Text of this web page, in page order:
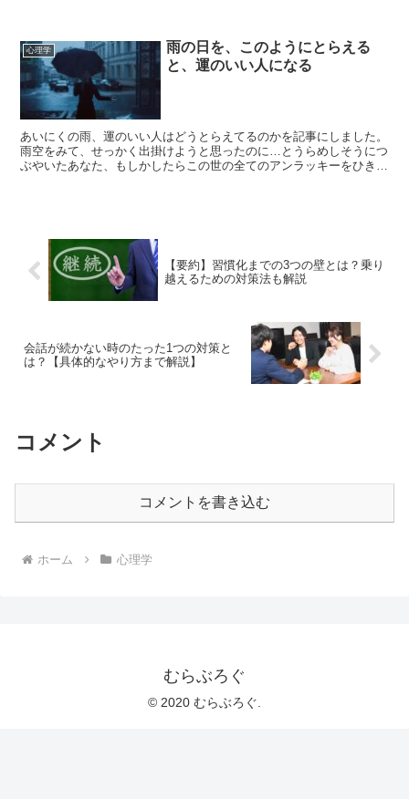
心理学
雨の日を、このようにとらえる
と、運のいい人になる
あいにくの雨、運のいい人はどうとらえてるのかを記事にしました。
雨空をみて、せっかく出掛けようと思ったのに…とうらめしそうにつ
ぶやいたあなた、もしかしたらこの世の全てのアンラッキーをひきよ
【要約】習慣化までの3つの壁とは？乗り
越えるための対策法も解説
会話が続かない時のたった1つの対策と
は？【具体的なやり方まで解説】
コメント
コメントを書き込む
ホーム 心理学
むらぶろぐ
© 2020 むらぶろぐ.